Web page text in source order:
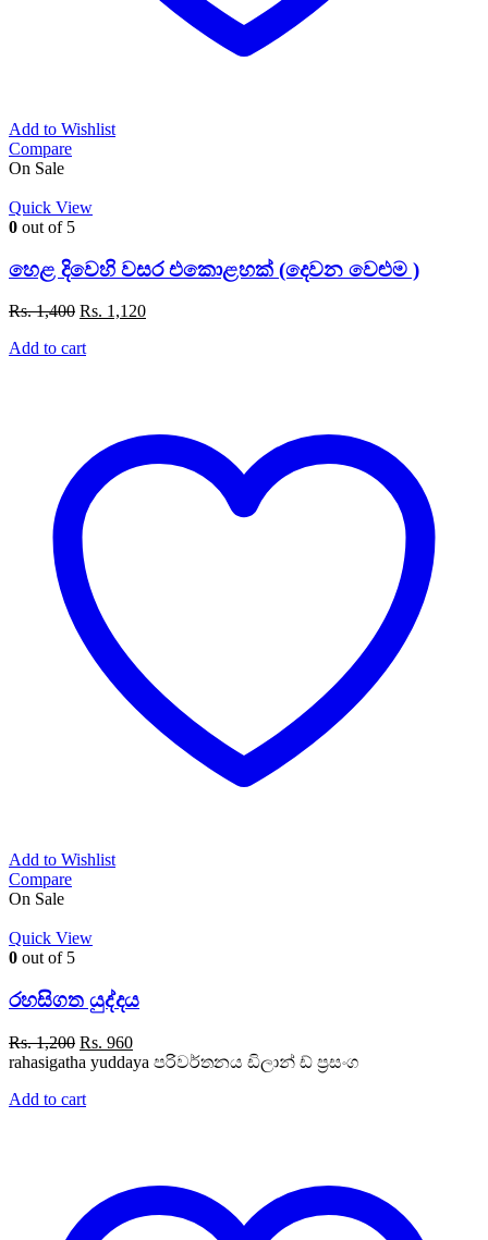
Add to Wishlist
Compare
On Sale
Quick View
0 out of 5
හෙළ දිවෙහි වසර එකොළහක් (දෙවන වෙළුම )
Rs.1,400 Original
was:
Rs. 1,120Current
Add to cart
Add to Wishlist
Compare
On Sale
Quick View
0 out of 5
රහසිගත යුද්දය
Rs.1,200 Original
price
Rs. 1,200.
Rs. 960Current
price
rahasigatha yuddaya පරිවර්තනය ඩිලාන් ඩ් ප්‍රසංග
Add to cart